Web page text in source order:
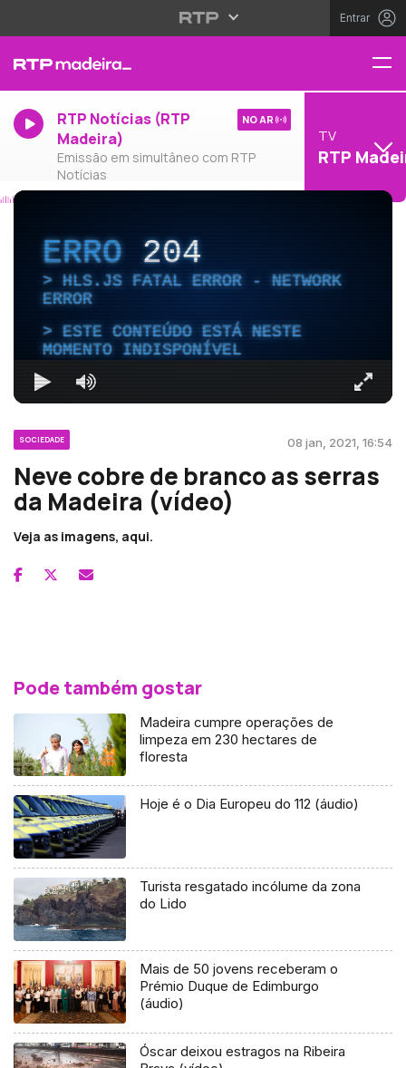
Entrar
RTP Notícias (RTP
Madeira)
Emissão em simultâneo com RTP
Notícias
NO AR
TV
RTP
ERRO204
HLS.JS FATAL ERROR - NETWORK
ERROR
ESTE CONTEÚDO ESTÁ NESTE
MOMENTO INDISPONÍVEL
SOCIEDADE 08 jan, 2021, 16:54
Neve cobre de branco as serras
da Madeira (vídeo)
Veja as imagens, aqui.
Pode também gostar
Madeira cumpre operações de
limpeza em 230 hectares de
floresta
Hoje é o Dia Europeu do 112 (áudio)
Turista resgatado incólume da zona
do Lido
Mais de 50 jovens receberam o
Prémio Duque de Edimburgo
(áudio)
Óscar deixou estragos na Ribeira